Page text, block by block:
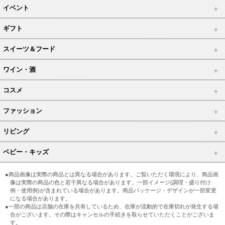
イベント
ギフト
スイーツ＆フード
ワイン・酒
コスメ
ファッション
リビング
ベビー・キッズ
●商品画像は実際の商品とは異なる場合があります。ご覧いただく環境により、商品画
像は実際の商品の色と若干異なる場合があります。一部イメージ(調理・盛り付け
例・使用例)が含まれている場合があります。商品パッケージ・デザインが一部変更
になる場合があります。
●一部の商品は店舗の在庫を共有しているため、在庫が流動的で在庫切れが発生する場
合がございます。その際はキャンセルの手続きを取らせていただくことがございま
す。